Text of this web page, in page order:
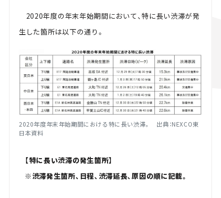
2020年度の年末年始期間において、特に長い渋滞が発
生した箇所は以下の通り。
2020年度年末年始期間における特に長い渋滞。 出典：NEXCO東
日本資料
【特に長い渋滞の発生箇所】
※渋滞発生箇所、日程、渋滞延長、原因の順に記載。